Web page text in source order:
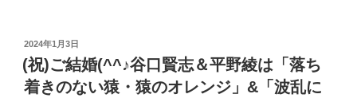
投
稿
日:
2024年1月3日
(祝)ご結婚(^^♪谷口賢志＆平野綾は「落ち
着きのない猿・猿のオレンジ」&「波乱に